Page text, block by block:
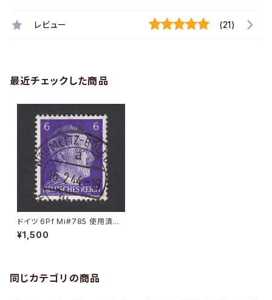
レビュー (21)
最近チェックした商品
ドイツ 6Pf Mi#785 使用済み
切手｜WÖRMLITZ-BÖLLBE
RG 16.2.1944
¥1,500
同じカテゴリの商品